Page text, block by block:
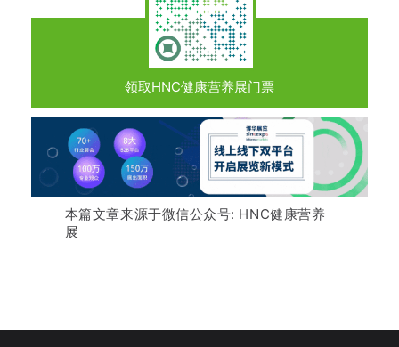
领取HNC健康营养展门票
本篇文章来源于微信公众号: HNC健康营养
展